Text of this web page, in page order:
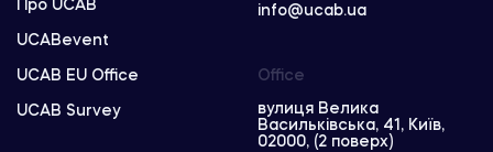
Про UCAB
UCABevent
UCAB EU Office
UCAB Survey
info@ucab.ua
Office
вулиця Велика
Васильківська, 41, Київ,
02000, (2 поверх)